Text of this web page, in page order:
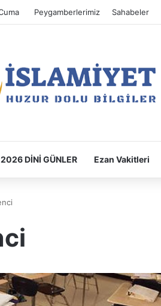
Peygamberlerimiz Sahabeler
2026 DİNİ GÜNLER Ezan Vakitleri